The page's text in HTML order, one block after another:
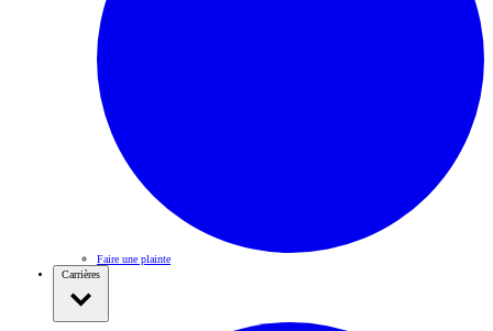
Faire une plainte
Carrières